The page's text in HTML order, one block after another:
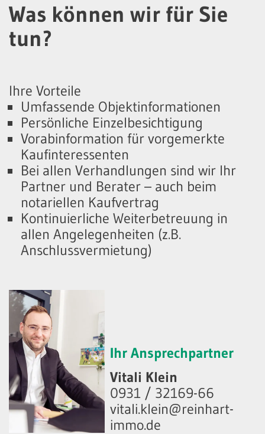
Was können wir für Sie
tun?
Ihre Vorteile
Umfassende Objektinformationen
Persönliche Einzelbesichtigung
Vorabinformation für vorgemerkte
Kaufinteressenten
Bei allen Verhandlungen sind wir Ihr
Partner und Berater – auch beim
notariellen Kaufvertrag
Kontinuierliche Weiterbetreuung in
allen Angelegenheiten (z.B.
Anschlussvermietung)
Ihr Ansprechpartner
Vitali Klein
0931 / 32169-66
vitali.klein@reinhart-
immo.de